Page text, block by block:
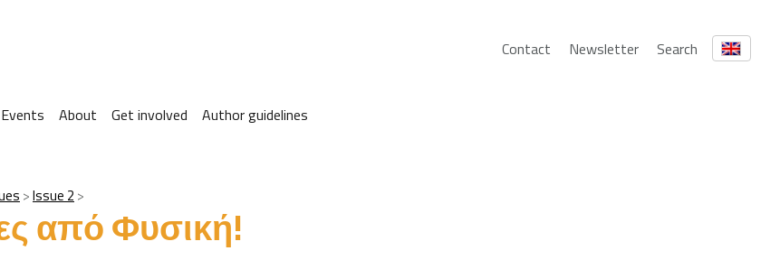
Contact Newsletter Search
Events About Get involved Author guidelines
Issue 2
από Φυσική!